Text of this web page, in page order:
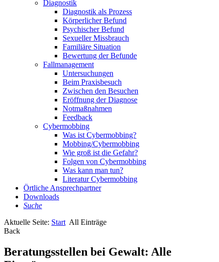
Diagnostik
Diagnostik als Prozess
Körperlicher Befund
Psychischer Befund
Sexueller Missbrauch
Familiäre Situation
Bewertung der Befunde
Fallmanagement
Untersuchungen
Beim Praxisbesuch
Zwischen den Besuchen
Eröffnung der Diagnose
Notmaßnahmen
Feedback
Cybermobbing
Was ist Cybermobbing?
Mobbing/Cybermobbing
Wie groß ist die Gefahr?
Folgen von Cybermobbing
Was kann man tun?
Literatur Cybermobbing
Örtliche Ansprechpartner
Downloads
Suche
Aktuelle Seite: Start All Einträge
Back
Beratungsstellen bei Gewalt: Alle